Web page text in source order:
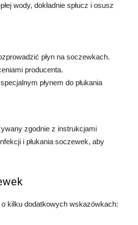
wody, dokładnie spłucz i osusz
płyn na soczewkach.
producenta.
płynem do płukania
zgodnie z instrukcjami
i płukania soczewek, aby
kilku dodatkowych wskazówkach: